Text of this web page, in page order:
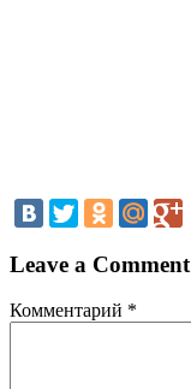
Leave a Comment
Комментарий *